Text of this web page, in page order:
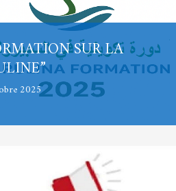
SUR LA
2025